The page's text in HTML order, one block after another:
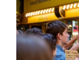
Abychom
bez Vaší
jedním darem
Klubu přátel,